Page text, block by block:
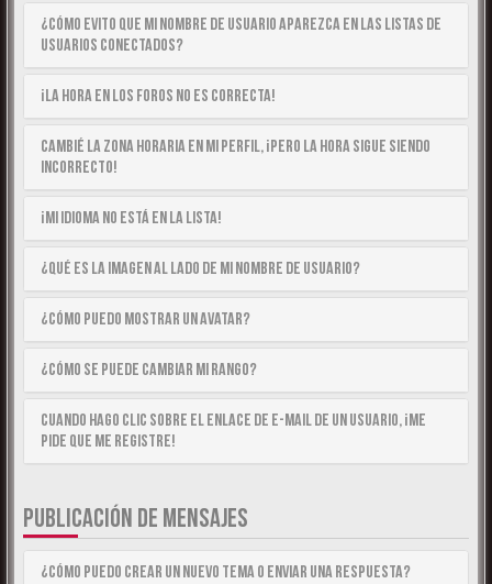
¿Cómo evito que mi nombre de usuario aparezca en las listas de
usuarios conectados?
¡La hora en los foros no es correcta!
Cambié la zona horaria en mi perfil, ¡pero la hora sigue siendo
incorrecto!
¡Mi idioma no está en la lista!
¿Qué es la imagen al lado de mi nombre de usuario?
¿Cómo puedo mostrar un avatar?
¿Cómo se puede cambiar mi rango?
Cuando hago clic sobre el enlace de e-mail de un usuario, ¡me
pide que me registre!
PUBLICACIÓN DE MENSAJES
¿Cómo puedo crear un nuevo tema o enviar una respuesta?